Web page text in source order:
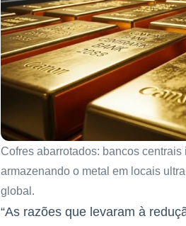
Cofres abarrotados: bancos
armazenando o metal em locais
global.
“As razões que levaram à